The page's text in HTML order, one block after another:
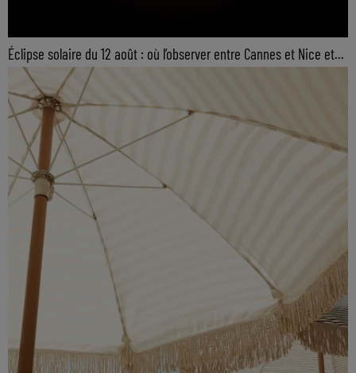
Éclipse solaire du 12 août : où l’observer entre Cannes et Nice et...